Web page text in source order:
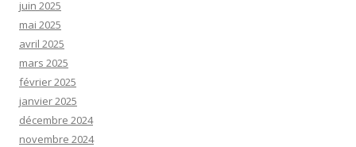
juin 2025
mai 2025
avril 2025
mars 2025
février 2025
janvier 2025
décembre 2024
novembre 2024